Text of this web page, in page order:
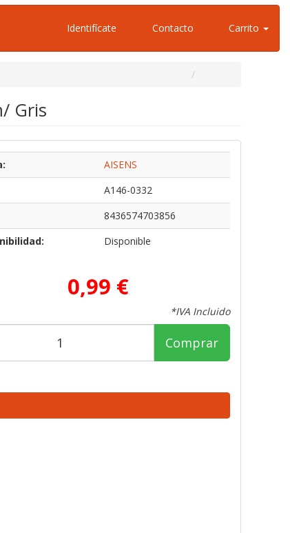
Identifícate Contacto Carrito
Gris
AISENS
A146-0332
8436574703856
Disponible
0,99 €
*IVA Incluido
Comprar